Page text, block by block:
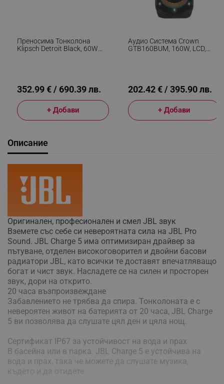
Преносима Тонколона
Klipsch Detroit Black, 60W
352.99 € / 690.39 лв.
+ Добави
Аудио Система Crown
GTB160BUM, 160W, LCD,
202.42 € / 395.90 лв.
+ Добави
Описание
Оригинален, професионален и смел JBL звук
Вземете със себе си невероятната сила на JBL Pro
Sound. JBL Charge 5 има оптимизиран драйвер за
пътуване, отделен високоговорител и двойни басови
радиатори JBL, като всички те доставят впечатляващо
богат и чист звук. Насладете се на силен и просторен
звук, дори на открито.
20 часа възпроизвеждане
Забавлението не трябва да спира. Тонколоната е с
невероятен живот на батерията от 20 часа, JBL Charge
5 ви позволява да слушате цял ден и цяла нощ.
Сертификат IP67 за устойчивост на вода и прах
В басейна или в парка. JBL Charge 5 е устойчива на
вода и прах, така че можете да слушате музика,